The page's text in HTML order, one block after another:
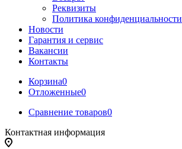
Реквизиты
Политика конфиденциальности
Новости
Гарантия и сервис
Вакансии
Контакты
Корзина0
Отложенные0
Сравнение товаров0
Контактная информация